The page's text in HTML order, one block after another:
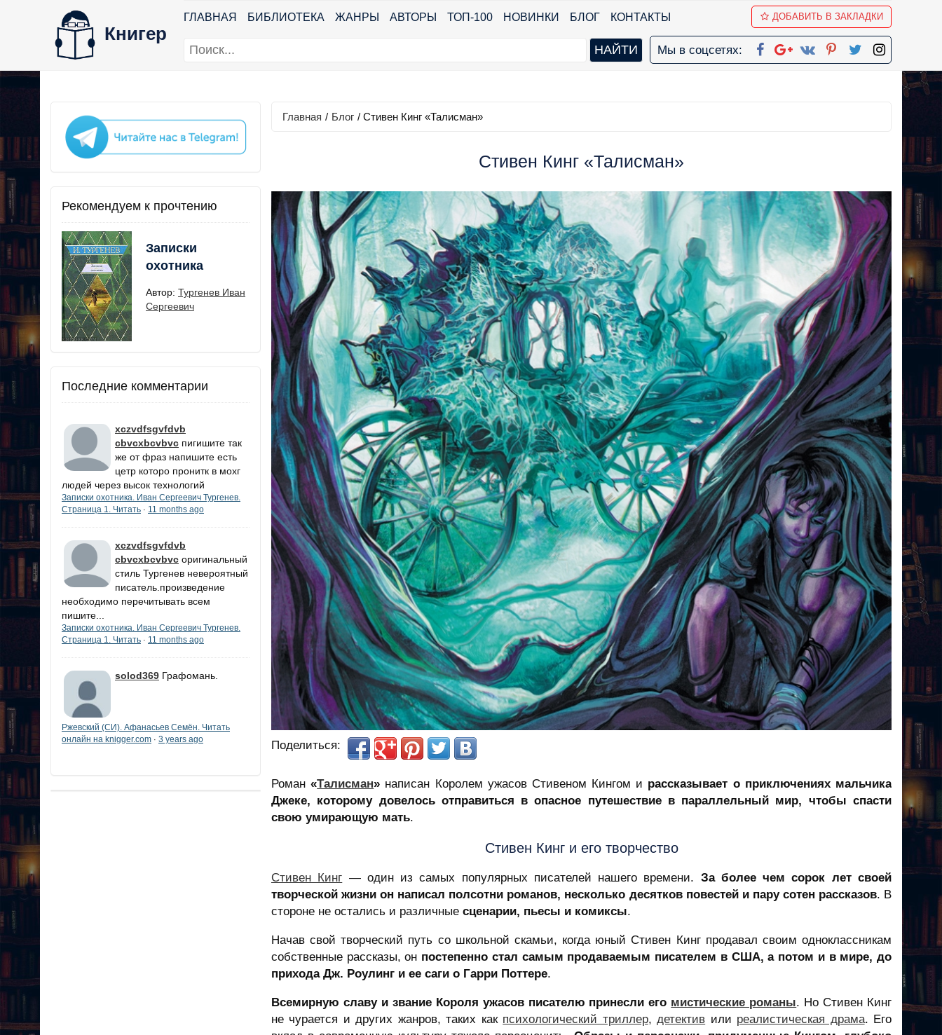
Книгер
ГЛАВНАЯ БИБЛИОТЕКА ЖАНРЫ АВТОРЫ ТОП-100 НОВИНКИ БЛОГ КОНТАКТЫ ДОБАВИТЬ В ЗАКЛАДКИ
Мы в соцсетях:
Рекомендуем к прочтению
Записки
охотника
Автор: Тургенев Иван
Сергеевич
Последние комментарии
xczvdfsgvfdvb
cbvcxbcvbvc пигишите так
же от фраз напишите есть
цетр которо пронитк в мохг
людей через высок технологий
Записки охотника. Иван Сергеевич Тургенев.
Страница 1. Читать · 11 months ago
xczvdfsgvfdvb
cbvcxbcvbvc оригинальный
стиль Тургенев невероятный
писатель.произведение
необходимо перечитывать всем
пишите...
Записки охотника. Иван Сергеевич Тургенев.
Страница 1. Читать · 11 months ago
solod369 Графомань.
Ржевский (СИ). Афанасьев Семён. Читать
онлайн на knigger.com · 3 years ago
Главная / Блог / Стивен Кинг «Талисман»
Стивен Кинг «Талисман»
Поделиться:
Роман«Талисман» написан Королем ужасов Стивеном Кингом и рассказывает о приключениях мальчика
Джеке, которому довелось отправиться в опасное путешествие в параллельный мир, чтобы спасти
свою умирающую мать.
Стивен Кинг и его творчество
Стивен Кинг — один из самых популярных писателей нашего времени. За более чем сорок лет своей
творческой жизни он написал полсотни романов, несколько десятков повестей и пару сотен рассказов. В
стороне не остались и различные сценарии, пьесы и комиксы.
Начав свой творческий путь со школьной скамьи, когда юный Стивен Кинг продавал своим одноклассникам
собственные рассказы, он постепенно стал самым продаваемым писателем в США, а потом и в мире, до
прихода Дж. Роулинг и ее саги о Гарри Поттере.
Всемирную славу и звание Короля ужасов писателю принесли его мистические романы. Но Стивен Кинг
не чурается и других жанров, таких как психологический триллер,детектив или реалистическая драма. Его